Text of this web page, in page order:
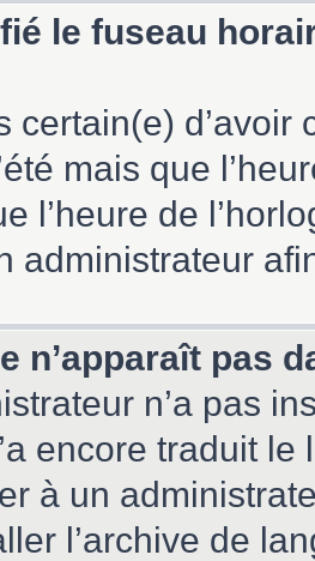
le fuseau
certain(e)
mais que
l’heure de
administrateur
n’apparaît pas
n’a pas
encore traduit
à un
l’archive de